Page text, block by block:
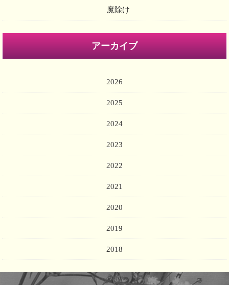
魔除け
アーカイブ
2026
2025
2024
2023
2022
2021
2020
2019
2018